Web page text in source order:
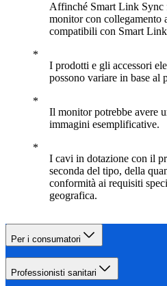
Affinché Smart Link Sync
monitor con collegamento
compatibili con Smart
I prodotti e gli accessori
possono variare in base al
Il monitor potrebbe avere
immagini esemplificative.
I cavi in dotazione con il
seconda del tipo, della
conformità ai requisiti
geografica.
Per i consumatori
Professionisti sanitari